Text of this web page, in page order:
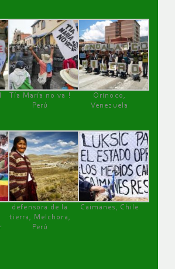
Tía María no va !
Perú
Orinoco,
Venezuela
defensora de la
tierra, Melchora,
Perú
Caimanes, Chile